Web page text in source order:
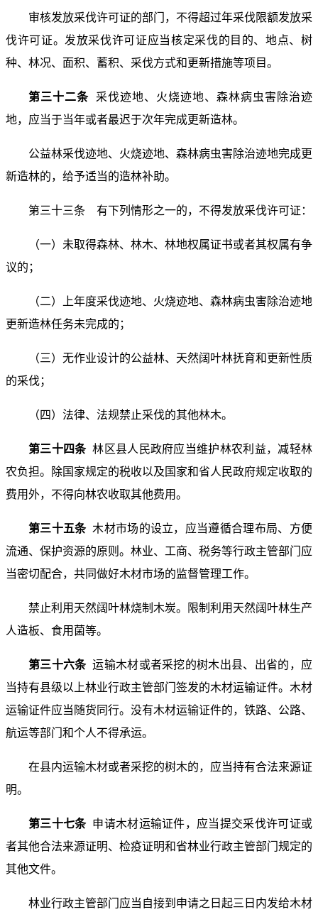
审核发放采伐许可证的部门，不得超过年采伐限额发放采
伐许可证。发放采伐许可证应当核定采伐的目的、地点、树
种、林况、面积、蓄积、采伐方式和更新措施等项目。
第三十二条 采伐迹地、火烧迹地、森林病虫害除治迹
地，应当于当年或者最迟于次年完成更新造林。
公益林采伐迹地、火烧迹地、森林病虫害除治迹地完成更
新造林的，给予适当的造林补助。
第三十三条 有下列情形之一的，不得发放采伐许可证：
（一）未取得森林、林木、林地权属证书或者其权属有争
议的；
（二）上年度采伐迹地、火烧迹地、森林病虫害除治迹地
更新造林任务未完成的；
（三）无作业设计的公益林、天然阔叶林抚育和更新性质
的采伐；
（四）法律、法规禁止采伐的其他林木。
第三十四条林区县人民政府应当维护林农利益，减轻林
农负担。除国家规定的税收以及国家和省人民政府规定收取的
费用外，不得向林农收取其他费用。
第三十五条 木材市场的设立，应当遵循合理布局、方便
流通、保护资源的原则。林业、工商、税务等行政主管部门应
当密切配合，共同做好木材市场的监督管理工作。
禁止利用天然阔叶林烧制木炭。限制利用天然阔叶林生产
人造板、食用菌等。
第三十六条运输木材或者采挖的树木出县、出省的，应
当持有县级以上林业行政主管部门签发的木材运输证件。木材
运输证件应当随货同行。没有木材运输证件的，铁路、公路、
航运等部门和个人不得承运。
在县内运输木材或者采挖的树木的，应当持有合法来源证
明。
第三十七条 申请木材运输证件，应当提交采伐许可证或
者其他合法来源证明、检疫证明和省林业行政主管部门规定的
其他文件。
林业行政主管部门应当自接到申请之日起三日内发给木材